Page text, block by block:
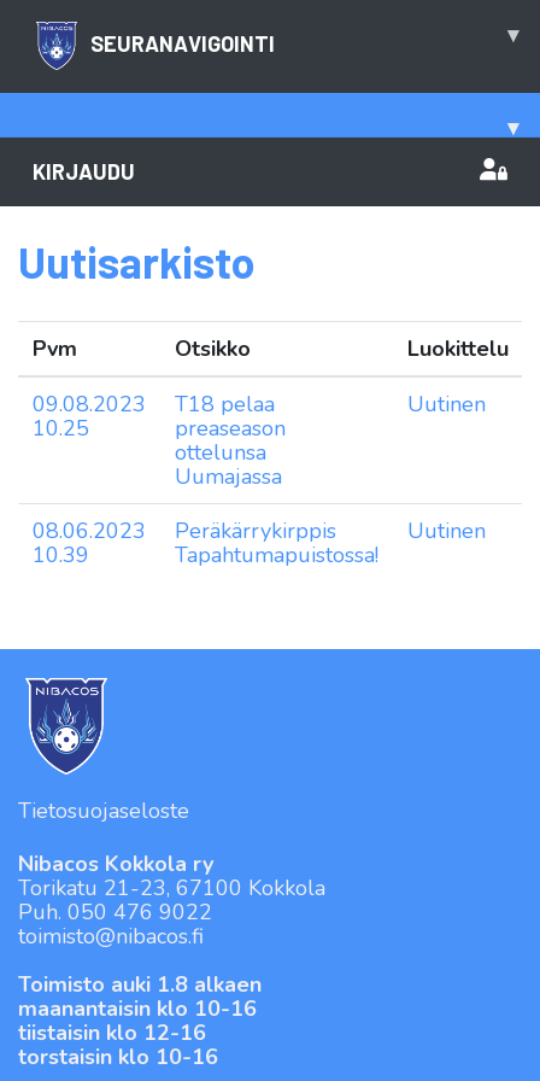
SEURANAVIGOINTI ▾
▾
KIRJAUDU
Uutisarkisto
Pvm Otsikko
Luokittelu
09.08.2023
10.25
T18 pelaa
preaseason
ottelunsa
Uumajassa
Uutinen
08.06.2023
10.39
Peräkärrykirppis
Tapahtumapuistossa!
Uutinen
Tietosuojaseloste
Nibacos Kokkola ry
Torikatu 21-23, 67100 Kokkola
Puh. 050 476 9022
toimisto@nibacos.fi
Toimisto auki 1.8 alkaen
maanantaisin klo 10-16
tiistaisin klo 12-16
torstaisin klo 10-16